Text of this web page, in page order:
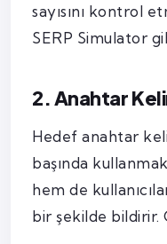
sayısını kontrol
SERP Simulator
2. Anahtar
Hedef anahtar
başında
hem de
bir şekilde bildirir.